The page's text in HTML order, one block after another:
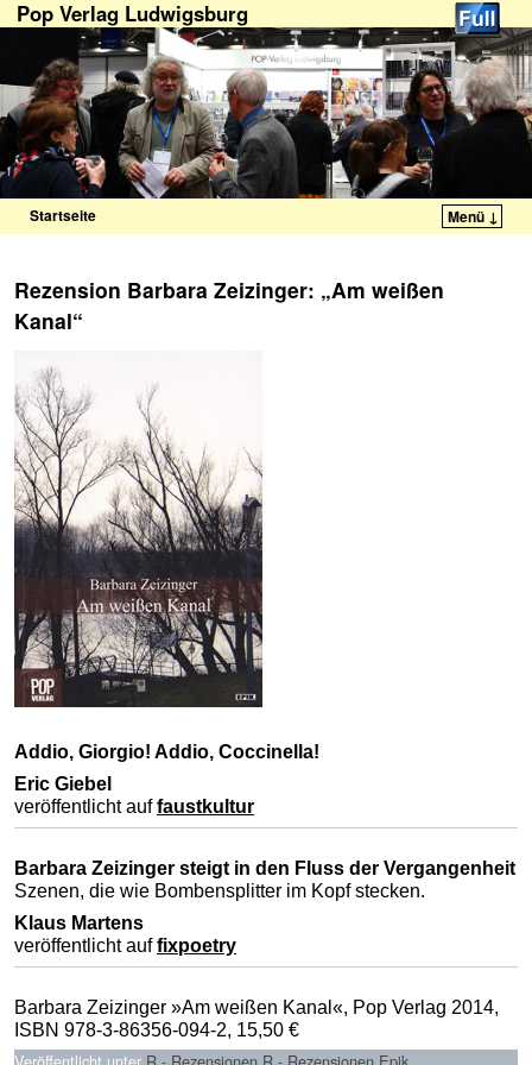
Pop Verlag Ludwigsburg
Startseite Menü ↓
Rezension Barbara Zeizinger: „Am weißen
Kanal“
Addio, Giorgio! Addio, Coccinella!
Eric Giebel
veröffentlicht auffaustkultur
Barbara Zeizinger steigt in den Fluss der Vergangenheit
Szenen, die wie Bombensplitter im Kopf stecken.
Klaus Martens
veröffentlicht auffixpoetry
Barbara Zeizinger »Am weißen Kanal«, Pop Verlag 2014,
ISBN 978-3-86356-094-2, 15,50 €